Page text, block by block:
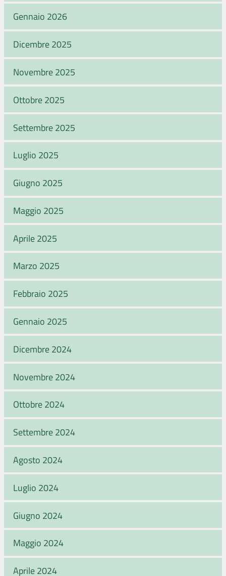
Gennaio 2026
Dicembre 2025
Novembre 2025
Ottobre 2025
Settembre 2025
Luglio 2025
Giugno 2025
Maggio 2025
Aprile 2025
Marzo 2025
Febbraio 2025
Gennaio 2025
Dicembre 2024
Novembre 2024
Ottobre 2024
Settembre 2024
Agosto 2024
Luglio 2024
Giugno 2024
Maggio 2024
Aprile 2024